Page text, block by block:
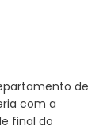
de
com a
final do